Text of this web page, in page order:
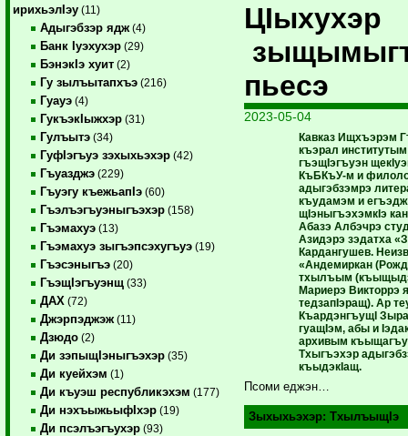
ирихьэлIэу (11)
Адыгэбзэр ядж (4)
Банк Iуэхухэр (29)
БэнэкIэ хуит (2)
Гу зылъытапхъэ (216)
Гуауэ (4)
ГукъэкIыжхэр (31)
Гулъытэ (34)
ГуфIэгъуэ зэхыхьэхэр (42)
Гъуазджэ (229)
Гъуэгу къежьапIэ (60)
Гъэлъэгъуэныгъэхэр (158)
Гъэмахуэ (13)
Гъэмахуэ зыгъэпсэхугъуэ (19)
Гъэсэныгъэ (20)
ГъэщIэгъуэнщ (33)
ДАХ (72)
Джэрпэджэж (11)
Дзюдо (2)
Ди зэпыщIэныгъэхэр (35)
Ди куейхэм (1)
Ди къуэш республикэхэм (177)
Ди нэхъыжьыфIхэр (19)
Ди псэлъэгъухэр (93)
ЦIыхухэр
пьесэ
2023-05-04
Кавказ Ищхъэрэм
къэрал
гъэщIэгъуэн
КъБКъУ-м и
адыгэбзэмрэ
къудамэм и
щIэныгъэхэмкIэ
Абазэ Албэчрэ
Азидэрэ зэдатха
Кардангушев.
«Андемиркан
тхылъым
Мариерэ Викторрэ
тедзапIэращ). Ар
КъардэнгъущI
гуащIэм, абы и
архивым
Тхыгъэхэр
къыдэкIащ.
Псоми еджэн…
Зыхыхьэхэр:ТхылъыщIэ